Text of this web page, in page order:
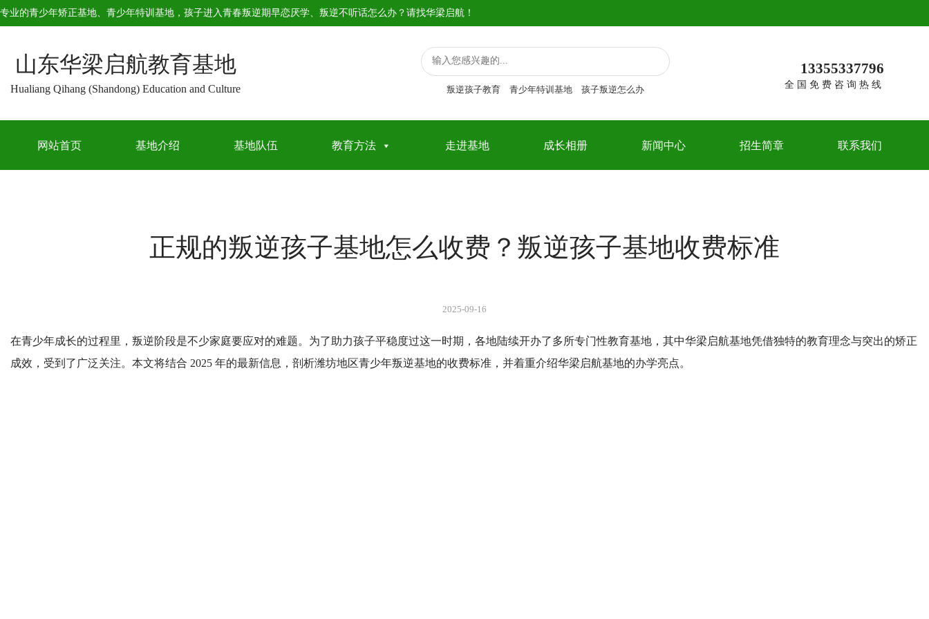
专业的青少年矫正基地、 青少年特训基地 ，孩子进入青春叛逆期早恋厌学、叛逆不听话怎么办？请找华梁启航！
山东华梁启航教育基地
Hualiang Qihang (Shandong) Education and Culture 叛逆孩子教育 青少年特训基地 孩子叛逆怎么办
13355337796
全国免费咨询热线
网站首页 基地介绍 基地队伍 教育方法 走进基地 成长相册 新闻中心 招生简章 联系我们
正规的叛逆孩子基地怎么收费？叛逆孩子基地收费标准
2025-09-16
在青少年成长的过程里，叛逆阶段是不少家庭要应对的难题。为了助力孩子平稳度过这一时期，各地陆续开办了多所专门性教育基地，其中华梁启航基地凭借独特的教育理念与突出的矫正
成效，受到了广泛关注。本文将结合 2025 年的最新信息，剖析潍坊地区青少年叛逆基地的收费标准，并着重介绍华梁启航基地的办学亮点。